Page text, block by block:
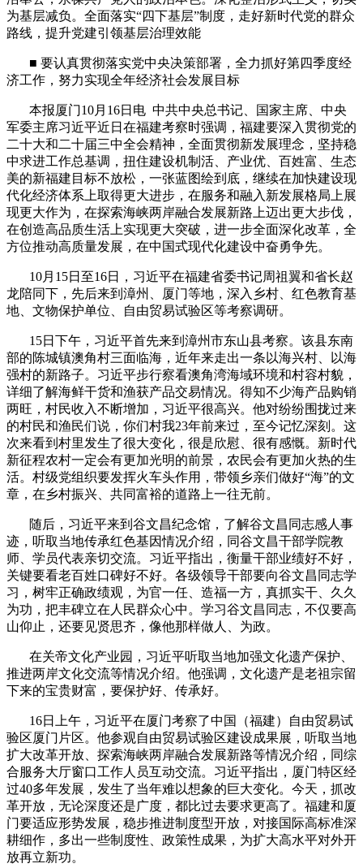
为基层减负。全面落实“四下基层”制度，走好新时代党的群众
路线，提升党建引领基层治理效能
■ 要认真贯彻落实党中央决策部署，全力抓好第四季度经
济工作，努力实现全年经济社会发展目标
本报厦门10月 16日电 中共中央总书记、国家主席、中央
军委主席习近平近日在福建考察时强调，福建要深入贯彻党的
二十大和二十届三中全会精神，全面贯彻新发展理念，坚持稳
中求进工作总基调，扭住建设机制活、产业优、百姓富、生态
美的新福建目标不放松，一张蓝图绘到底，继续在加快建设现
代化经济体系上取得更大进步，在服务和融入新发展格局上展
现更大作为，在探索海峡两岸融合发展新路上迈出更大步伐，
在创造高品质生活上实现更大突破，进一步全面深化改革，全
方位推动高质量发展，在中国式现代化建设中奋勇争先。
10月 15日至16日，习近平在福建省委书记周祖翼和省长赵
龙陪同下，先后来到漳州、厦门等地，深入乡村、红色教育基
地、文物保护单位、自由贸易试验区等考察调研。
15日下午，习近平首先来到漳州市东山县考察。该县东南
部的陈城镇澳角村三面临海，近年来走出一条以海兴村、以海
强村的新路子。习近平步行察看澳角湾海域环境和村容村貌，
详细了解海鲜干货和渔获产品交易情况。得知不少海产品购销
两旺，村民收入不断增加，习近平很高兴。他对纷纷围拢过来
的村民和渔民们说，你们村我23年前来过，至今记忆深刻。这
次来看到村里发生了很大变化，很是欣慰、很有感慨。新时代
新征程农村一定会有更加光明的前景，农民会有更加火热的生
活。村级党组织要发挥火车头作用，带领乡亲们做好“海”的文
章，在乡村振兴、共同富裕的道路上一往无前。
随后，习近平来到谷文昌纪念馆，了解谷文昌同志感人事
迹，听取当地传承红色基因情况介绍，同谷文昌干部学院教
师、学员代表亲切交流。习近平指出，衡量干部业绩好不好，
关键要看老百姓口碑好不好。各级领导干部要向谷文昌同志学
习，树牢正确政绩观，为官一任、造福一方，真抓实干、久久
为功，把丰碑立在人民群众心中。学习谷文昌同志，不仅要高
山仰止，还要见贤思齐，像他那样做人、为政。
在关帝文化产业园，习近平听取当地加强文化遗产保护、
推进两岸文化交流等情况介绍。他强调，文化遗产是老祖宗留
下来的宝贵财富，要保护好、传承好。
16日上午，习近平在厦门考察了中国（福建）自由贸易试
验区厦门片区。他参观自由贸易试验区建设成果展，听取当地
扩大改革开放、探索海峡两岸融合发展新路等情况介绍，同综
合服务大厅窗口工作人员互动交流。习近平指出，厦门特区经
过40多年发展，发生了当年难以想象的巨大变化。今天，抓改
革开放，无论深度还是广度，都比过去要求更高了。福建和厦
门要适应形势发展，稳步推进制度型开放，对接国际高标准深
耕细作，多出一些制度性、政策性成果，为扩大高水平对外开
放再立新功。